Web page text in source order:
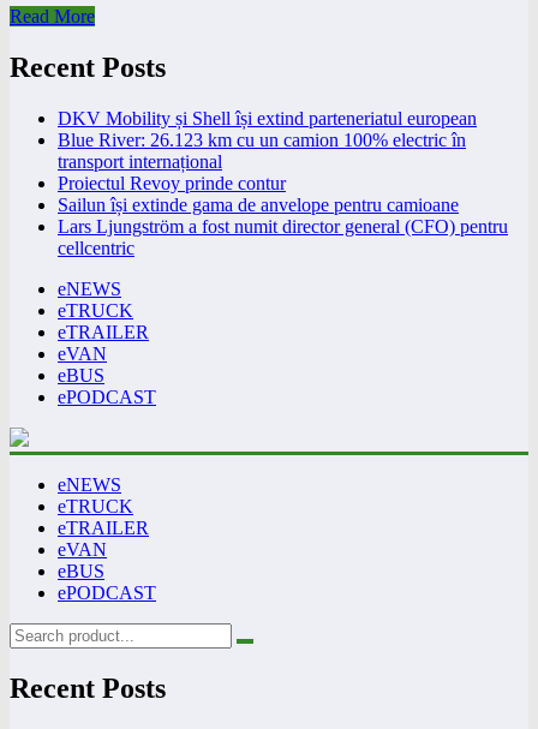
Read More
Recent Posts
DKV Mobility și Shell își extind parteneriatul european
Blue River: 26.123 km cu un camion 100% electric în
transport internațional
Proiectul Revoy prinde contur
Sailun își extinde gama de anvelope pentru camioane
Lars Ljungström a fost numit director general (CFO) pentru
cellcentric
eNEWS
eTRUCK
eTRAILER
eVAN
eBUS
ePODCAST
eNEWS
eTRUCK
eTRAILER
eVAN
eBUS
ePODCAST
Recent Posts